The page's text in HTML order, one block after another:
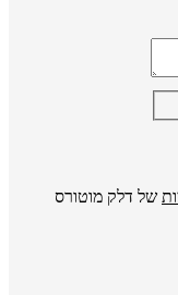
של דלק מוטורס